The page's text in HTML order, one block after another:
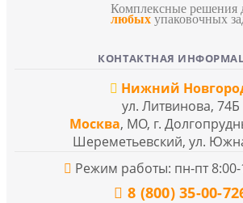
Комплексные решения
любых упаковочных
КОНТАКТНАЯ
Нижний
ул. Литвинова, 74Б
Москва, МО, г.
Шереметьевский, ул.
Режим работы: пн-пт 8:00-
8 (800) 35-00-